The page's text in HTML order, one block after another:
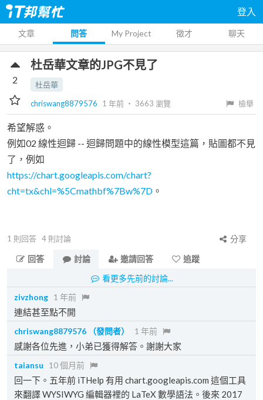
登入
文章 問答 My Project 徵才 聊天
杜岳華文章的JPG不見了
杜岳華
chriswang8879576
1 年前 ‧ 3663 瀏覽 檢舉
2
希望解惑。
例如02 線性迴歸 -- 迴歸問題中的線性模型這篇，貼圖都不見
了，例如
https://chart.googleapis.com/chart?
cht=tx&chl=%5Cmathbf%7Bw%7D 。
1 則回答 4 則討論
分享
回答
討論 邀請回答
追蹤
看更多先前的討論...
zivzhong 1 年前
連結甚至點不開
chriswang8879576 （發問者） 1 年前
感謝各位先進，小弟已獲得解答。謝謝大家
taiansu 10 個月前
回一下。五年前 iTHelp 有用 chart.googleapis.com 這個工具
來翻譯 WYSIWYG 編輯器裡的 LaTeX 數學語法。後來 2017